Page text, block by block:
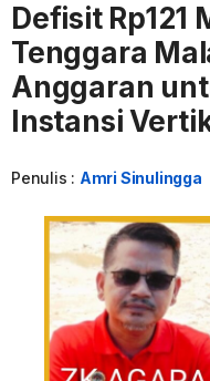
Defisit Rp121
Tenggara
Anggaran
Instansi
Penulis : Amri Sinulingga